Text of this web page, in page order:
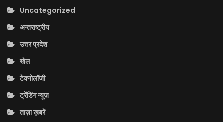
Uncategorized
अन्तराष्ट्रीय
उत्तर प्रदेश
खेल
टेक्नोलॉजी
ट्रेंडिंग न्यूज़
ताज़ा ख़बरें